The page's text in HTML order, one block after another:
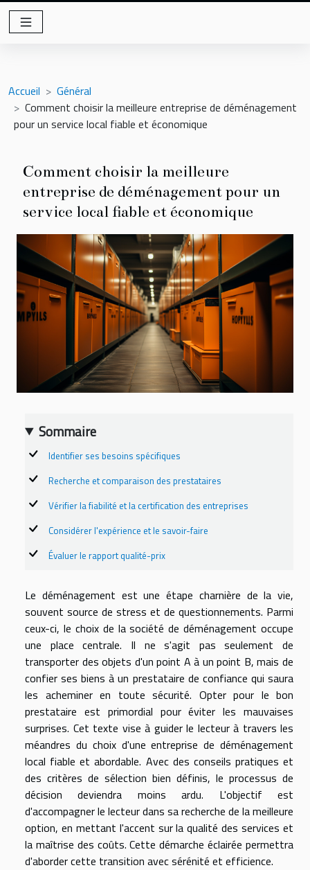
Accueil
Général
Comment choisir la meilleure entreprise de déménagement
pour un service local fiable et économique
Comment choisir la meilleure
entreprise de déménagement pour un
service local fiable et économique
Sommaire
Identifier ses besoins spécifiques
Recherche et comparaison des prestataires
Vérifier la fiabilité et la certification des entreprises
Considérer l'expérience et le savoir-faire
Évaluer le rapport qualité-prix
Le déménagement est une étape charnière de la vie,
souvent source de stress et de questionnements. Parmi
ceux-ci, le choix de la société de déménagement occupe
une place centrale. Il ne s'agit pas seulement de
transporter des objets d'un point A à un point B, mais de
confier ses biens à un prestataire de confiance qui saura
les acheminer en toute sécurité. Opter pour le bon
prestataire est primordial pour éviter les mauvaises
surprises. Cet texte vise à guider le lecteur à travers les
méandres du choix d'une entreprise de déménagement
local fiable et abordable. Avec des conseils pratiques et
des critères de sélection bien définis, le processus de
décision deviendra moins ardu. L'objectif est
d'accompagner le lecteur dans sa recherche de la meilleure
option, en mettant l'accent sur la qualité des services et
la maîtrise des coûts. Cette démarche éclairée permettra
d'aborder cette transition avec sérénité et efficience.